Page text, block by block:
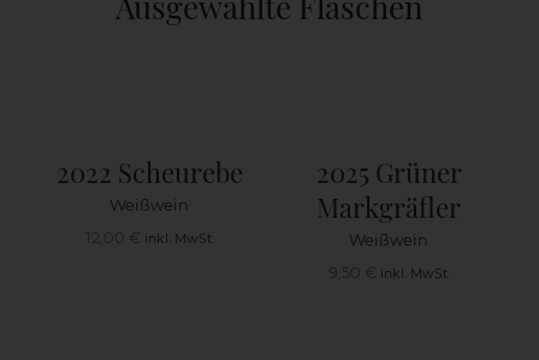
2022 Scheurebe
Weißwein
12,00 € inkl. MwSt.
2025 Grüner
Markgräfler
Weißwein
9,50 € inkl. MwSt.